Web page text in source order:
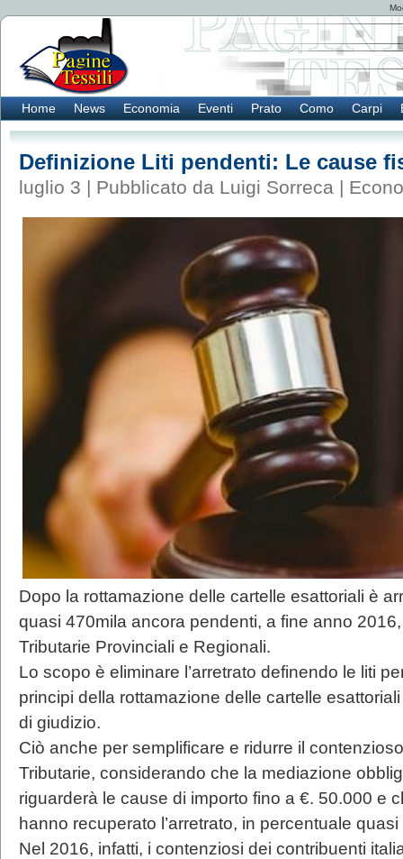
Home News Economia Eventi Prato Como Carpi
Definizione Liti pendenti: Le cause
luglio 3 | Pubblicato da Luigi Sorreca |
Dopo la rottamazione delle cartelle esattoriali è
quasi 470mila ancora pendenti, a fine anno
Tributarie Provinciali e Regionali.
Lo scopo è eliminare l’arretrato definendo le liti
principi della rottamazione delle cartelle
di giudizio.
Ciò anche per semplificare e ridurre il
Tributarie, considerando che la mediazione
riguarderà le cause di importo fino a €. 50.000 e
hanno recuperato l’arretrato, in percentuale
Nel 2016, infatti, i contenziosi dei contribuenti